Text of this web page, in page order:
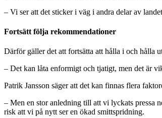
– Vi ser att det sticker i väg i andra delar av
Fortsätt följa rekommendationer
Därför gäller det att fortsätta att hålla i och hålla
– Det kan låta enformigt och tjatigt, men det är
Patrik Jansson säger att det kan finnas flera
– Men en stor anledning till att vi lyckats pressa
risk att vi på nytt ser en ökad smittspridning.